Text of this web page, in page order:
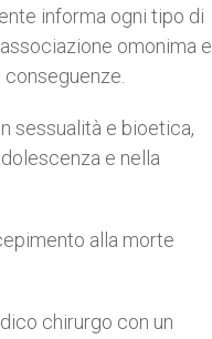
informa ogni tipo di
omonima e
sessualità e bioetica,
e nella
alla morte
chirurgo con un